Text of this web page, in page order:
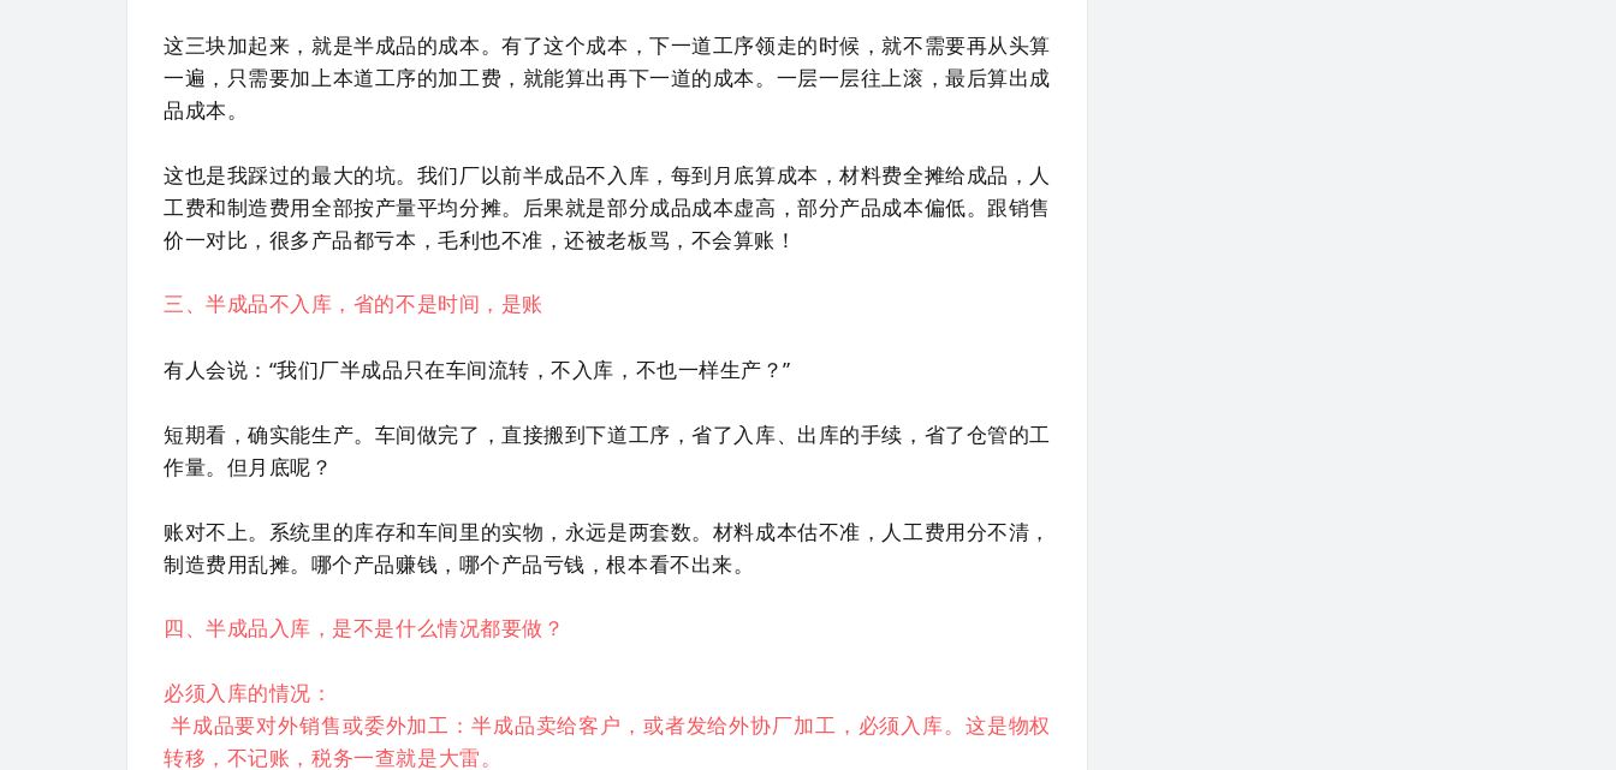
这三块加起来，就是半成品的成本。有了这个成本，下一道工序领走的时候，就不需要再从头算
一遍，只需要加上本道工序的加工费，就能算出再下一道的成本。一层一层往上滚，最后算出成
品成本。
这也是我踩过的最大的坑。我们厂以前半成品不入库，每到月底算成本，材料费全摊给成品，人
工费和制造费用全部按产量平均分摊。后果就是部分成品成本虚高，部分产品成本偏低。跟销售
价一对比，很多产品都亏本，毛利也不准，还被老板骂，不会算账！
三、半成品不入库，省的不是时间，是账
有人会说：“我们厂半成品只在车间流转，不入库，不也一样生产？”
短期看，确实能生产。车间做完了，直接搬到下道工序，省了入库、出库的手续，省了仓管的工
作量。但月底呢？
账对不上。系统里的库存和车间里的实物，永远是两套数。材料成本估不准，人工费用分不清，
制造费用乱摊。哪个产品赚钱，哪个产品亏钱，根本看不出来。
四、半成品入库，是不是什么情况都要做？
必须入库的情况：
半成品要对外销售或委外加工：半成品卖给客户，或者发给外协厂加工，必须入库。这是物权
转移，不记账，税务一查就是大雷。